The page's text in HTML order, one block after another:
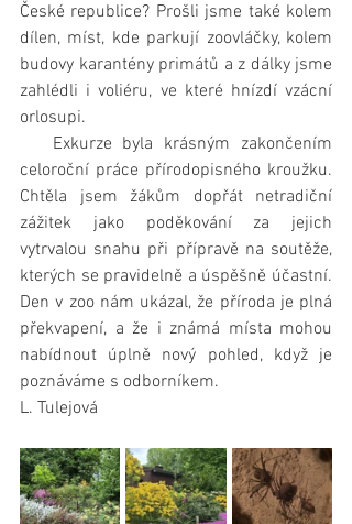
České republice? Prošli jsme také kolem
dílen, míst, kde parkují zoovláčky, kolem
budovy karantény primátů a z dálky jsme
zahlédli i voliéru, ve které hnízdí vzácní
orlosupi.
Exkurze byla krásným zakončením
celoroční práce přírodopisného kroužku.
Chtěla jsem žákům dopřát netradiční
zážitek jako poděkování za jejich
vytrvalou snahu při přípravě na soutěže,
kterých se pravidelně a úspěšně účastní.
Den v zoo nám ukázal, že příroda je plná
překvapení, a že i známá místa mohou
nabídnout úplně nový pohled, když je
poznáváme s odborníkem.
L. Tulejová